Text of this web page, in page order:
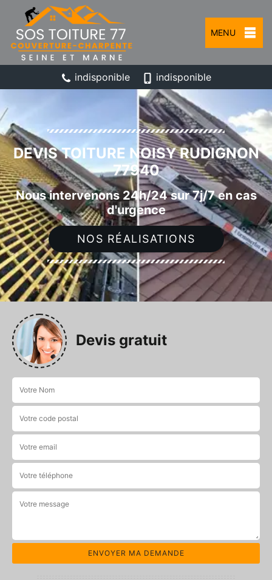
MENU
indisponible indisponible
DEVIS TOITURE NOISY RUDIGNON
77940
Nous intervenons 24h/24 sur 7j/7 en cas
d'urgence
NOS RÉALISATIONS
Devis gratuit